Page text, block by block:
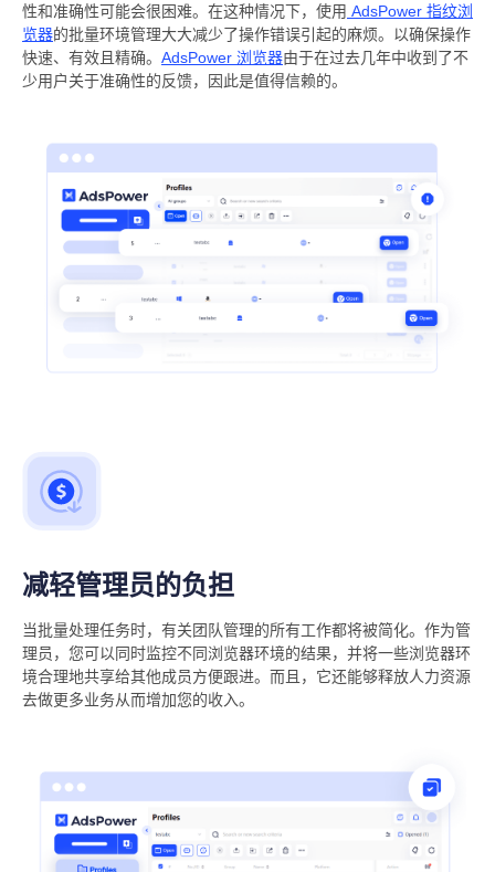
性和准确性可能会很困难。在这种情况下，使用 AdsPower 指纹浏
览器的批量环境管理大大减少了操作错误引起的麻烦。以确保操作
快速、有效且精确。 AdsPower 浏览器由于在过去几年中收到了不
少用户关于准确性的反馈，因此是值得信赖的。
减轻管理员的负担
当批量处理任务时，有关团队管理的所有工作都将被简化。作为管
理员，您可以同时监控不同浏览器环境的结果，并将一些浏览器环
境合理地共享给其他成员方便跟进。而且，它还能够释放人力资源
去做更多业务从而增加您的收入。